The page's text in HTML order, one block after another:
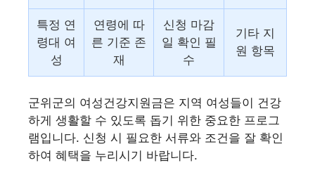
특정 연
령대 여
성
연령에 따
른 기준 존
재
신청 마감
일 확인 필
수
기타 지
원 항목
군위군의 여성건강지원금은 지역 여성들이 건강
하게 생활할 수 있도록 돕기 위한 중요한 프로그
램입니다. 신청 시 필요한 서류와 조건을 잘 확인
하여 혜택을 누리시기 바랍니다.